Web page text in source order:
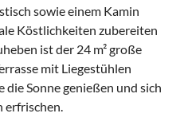
sowie einem Kamin
Köstlichkeiten zubereiten
ist der 24 m² große
mit Liegestühlen
die Sonne genießen und sich